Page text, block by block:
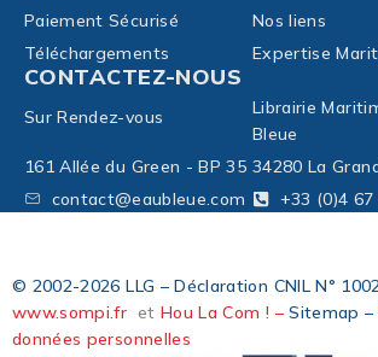
Paiement Sécurisé
Nos liens
Téléchargements
Expertise
CONTACTEZ-NOUS
Sur Rendez-vous
Librairie
Bleue
161 Allée du Green - BP 35 34280 La
contact@eaubleue.com
+33 (0)4 67
© 2002-2026 LLG – Déclaration CNIL N°
www.sompi.fr et Hou La Com ! –Sitemap –
données personnelles